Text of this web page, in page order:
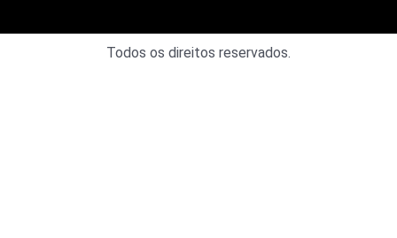
Todos os direitos reservados.